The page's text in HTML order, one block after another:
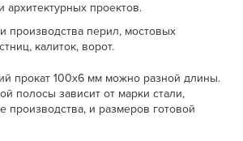
архитектурных проектов.
производства перил, мостовых
калиток, ворот.
прокат 100х6 мм можно разной длины.
полосы зависит от марки стали,
производства, и размеров готовой